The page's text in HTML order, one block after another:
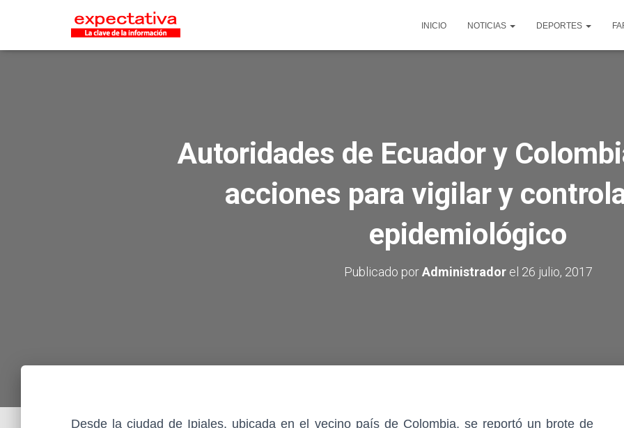
INICIO NOTICIAS DEPORTES
Autoridades de Ecuador y
acciones para vigilar y
epidemiológico
Publicado porAdministradorel 26 julio, 2017
Desde la ciudad de Ipiales, ubicada en el vecino país de Colombia, se reportó un brote de